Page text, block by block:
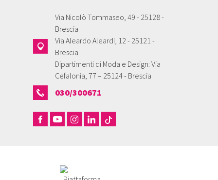
Via Nicolò Tommaseo, 49 - 25128 -
Brescia
Via Aleardo Aleardi, 12 - 25121 -
Brescia
Dipartimenti di Moda e Design: Via
Cefalonia, 77 – 25124 - Brescia
030/300671